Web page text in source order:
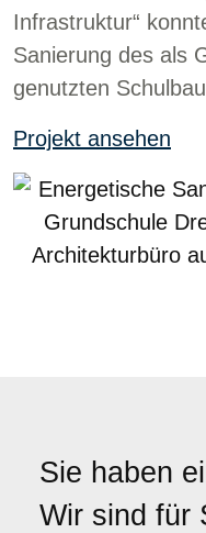
Infrastruktur“
Sanierung des als
genutzten
Projekt ansehen
Sie haben
Wir sind für